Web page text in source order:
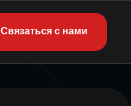
Связаться с нами